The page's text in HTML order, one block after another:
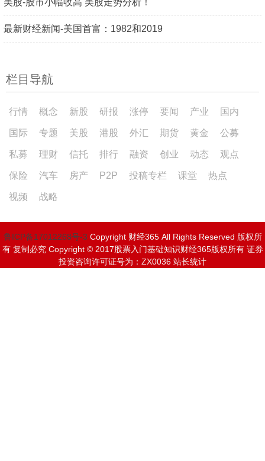
美股-股市小幅收高 美股走势分析！
最新财经新闻-美国首富：1982和2019
栏目导航
行情 概念 新股 研报 涨停 要闻 产业 国内
国际 专题 美股 港股 外汇 期货 黄金 公募
私募 理财 信托 排行 融资 创业 动态 观点
保险 汽车 房产 P2P 投稿专栏 课堂 热点
视频 战略
鲁ICP备17012268号-3 Copyright 财经365 All Rights Reserved 版权所
有 复制必究 Copyright © 2017股票入门基础知识财经365版权所有 证券
投资咨询许可证号为：ZX0036 站长统计